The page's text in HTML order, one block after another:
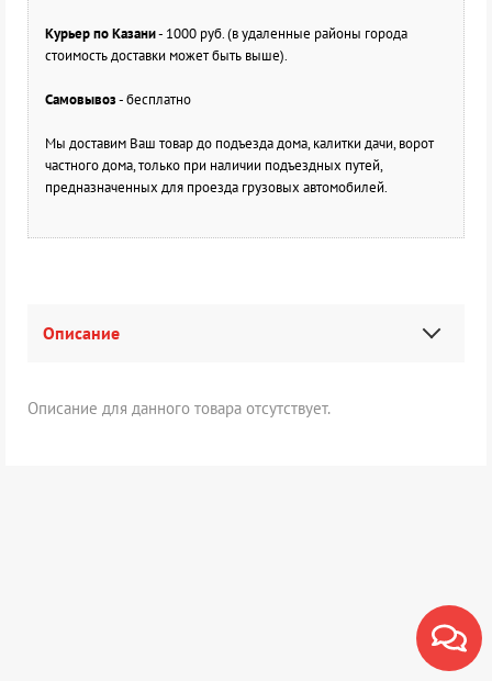
Курьер по Казани- 1000 руб. (в удаленные районы города
стоимость доставки может быть выше).
Самовывоз- бесплатно
Мы доставим Ваш товар до подъезда дома, калитки дачи, ворот
частного дома, только при наличии подъездных путей,
предназначенных для проезда грузовых автомобилей.
Описание
Описание для данного товара отсутствует.